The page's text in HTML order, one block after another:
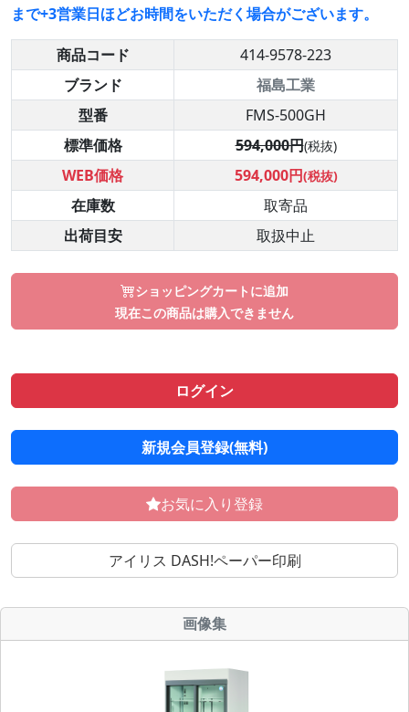
まで+3営業日ほどお時間をいただく場合がございます。
商品コード
414-9578-223
ブランド
福島工業
型番
FMS-500GH
標準価格
594,000円(税抜)
WEB価格 594,000円(税抜)
在庫数
取寄品
出荷目安
取扱中止
ショッピングカートに追加
現在この商品は購入できません
ログイン
新規会員登録(無料)
お気に入り登録
アイリス DASH!ペーパー印刷
画像集